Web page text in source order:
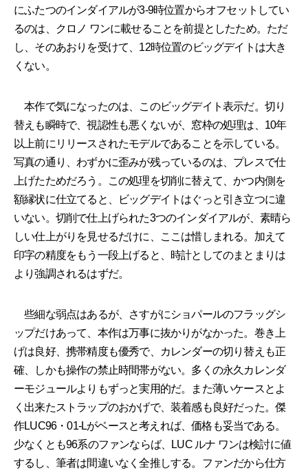
にふたつのインダイアルが3-9時位置からオフセットしてい
るのは、クロノ ワンに載せることを前提としたため。ただ
し、そのあおりを受けて、12時位置のビッグデイトは大き
くない。
本作で気になったのは、このビッグデイト表示だ。切り
替えも瞬時で、視認性も悪くないが、窓枠の処理は、10年
以上前にリリースされたモデルであることを示している。
写真の通り、わずかに歪みが残っているのは、プレスで仕
上げたためだろう。この処理を切削に替えて、かつ内側を
額縁状に仕立てると、ビッグデイトはぐっと引き立つに違
いない。切削で仕上げられた3つのインダイアルが、素晴ら
しい仕上がりを見せるだけに、ここは惜しまれる。加えて
印字の精度をもう一段上げると、時計としてのまとまりは
より強調されるはずだ。
些細な弱点はあるが、さすがにショパールのフラッグシ
ップだけあって、本作は万事に抜かりがなかった。巻き上
げは良好、携帯精度も優秀で、カレンダーの切り替えも正
確、しかも操作の禁止時間帯がない。多くの永久カレンダ
ーモジュールよりもずっと実用的だ。また薄いケースとよ
く出来たストラップのおかげで、装着感も良好だった。傑
作LUC96・01-Lがベースと考えれば、価格も妥当である。
少なくとも96系のファンならば、LUC ルナ ワンは検討に値
するし、筆者は間違いなく全推しする。ファンだから仕方